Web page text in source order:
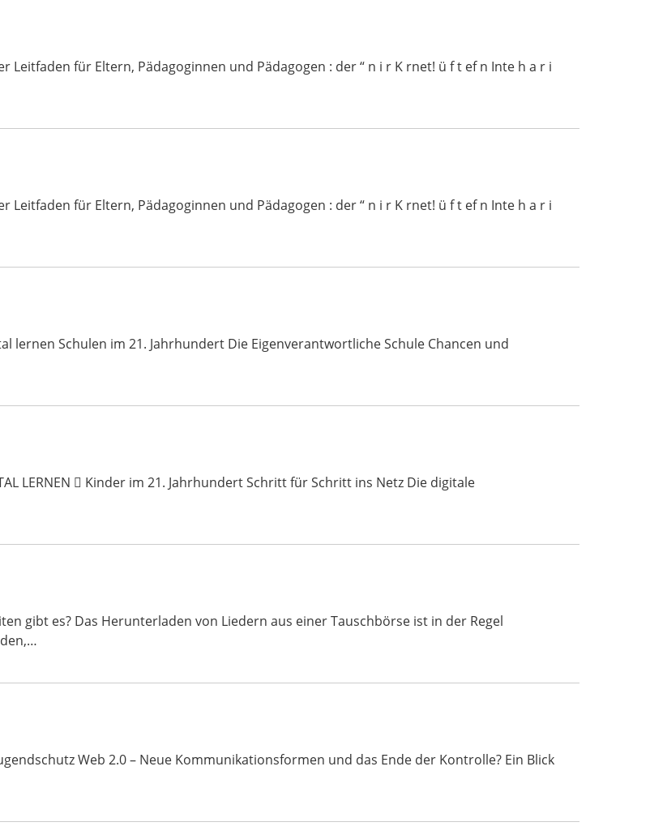
Leitfaden für Eltern, Pädagoginnen und Pädagogen : der “ n i r K rnet! ü f t ef n Inte h a r i
Leitfaden für Eltern, Pädagoginnen und Pädagogen : der “ n i r K rnet! ü f t ef n Inte h a r i
lernen Schulen im 21. Jahrhundert Die Eigenverantwortliche Schule Chancen und
LERNEN  Kinder im 21. Jahrhundert Schritt für Schritt ins Netz Die digitale
gibt es? Das Herunterladen von Liedern aus einer Tauschbörse ist in der Regel
Web 2.0 – Neue Kommunikationsformen und das Ende der Kontrolle? Ein Blick